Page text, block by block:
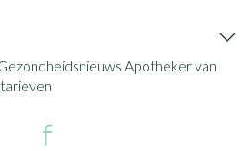
Apotheker van